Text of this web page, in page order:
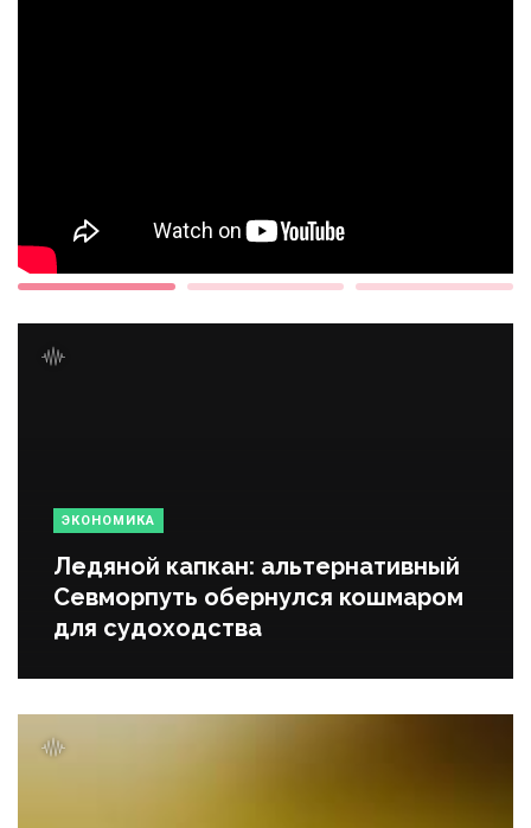
ЭКОНОМИКА
Ледяной капкан: альтернативный
Севморпуть обернулся кошмаром
для судоходства